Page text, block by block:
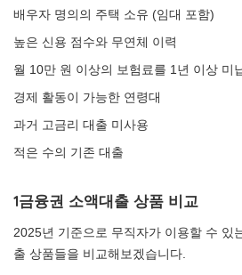
배우자 명의의 주택 소유 (임대 포함)
높은 신용 점수와 무연체 이력
월 10만 원 이상의 보험료를 1년 이상 미
경제 활동이 가능한 연령대
과거 고금리 대출 미사용
적은 수의 기존 대출
1금융권 소액대출 상품 비교
2025년 기준으로 무직자가 이용할 수 있
출 상품들을 비교해보겠습니다.